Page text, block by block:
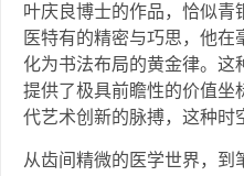
叶庆良博士的作品，恰似青
医特有的精密与巧思，他
化为书法布局的黄金律。这
提供了极具前瞻性的价值坐
代艺术创新的脉搏，这种时
从齿间精微的医学世界，